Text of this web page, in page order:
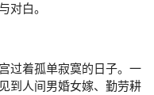
对白。
过着孤单寂寞的日子。一
到人间男婚女嫁、勤劳耕